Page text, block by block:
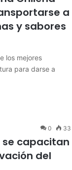
a
y sabores
los mejores
para darse a
0 33
se capacitan
del